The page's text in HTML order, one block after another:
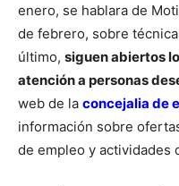
enero, se hablara de
de febrero, sobre
último, siguen abiertos
atención a personas
web de la concejalia de
información sobre
de empleo y actividades